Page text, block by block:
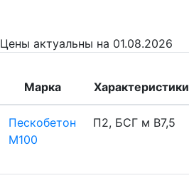
Цены актуальны на 01.08.2026
Марка Характеристики
Пескобетон
М100
П2, БСГ м В7,5